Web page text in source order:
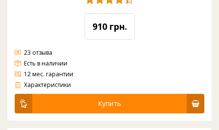
910 грн.
23 отзыва
Есть в наличии
12 мес. гарантии
Материал: стекло
Вода: комнатная
Цвет: прозрачный
Кран: пластик
Объем: 5,7 л
Диаметр: 200 мм
Высота: 270 мм
Характеристики
Купить